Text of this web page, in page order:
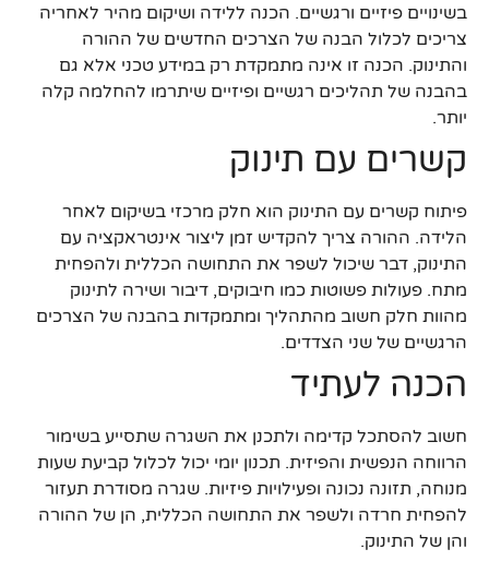
בשינויים פיזיים ורגשיים. הכנה ללידה ושיקום מהיר לאחריה
צריכים לכלול הבנה של הצרכים החדשים של ההורה
והתינוק. הכנה זו אינה מתמקדת רק במידע טכני אלא גם
בהבנה של תהליכים רגשיים ופיזיים שיתרמו להחלמה קלה
יותר.
קשרים עם תינוק
פיתוח קשרים עם התינוק הוא חלק מרכזי בשיקום לאחר
הלידה. ההורה צריך להקדיש זמן ליצור אינטראקציה עם
התינוק, דבר שיכול לשפר את התחושה הכללית ולהפחית
מתח. פעולות פשוטות כמו חיבוקים, דיבור ושירה לתינוק
מהוות חלק חשוב מהתהליך ומתמקדות בהבנה של הצרכים
הרגשיים של שני הצדדים.
הכנה לעתיד
חשוב להסתכל קדימה ולתכנן את השגרה שתסייע בשימור
הרווחה הנפשית והפיזית. תכנון יומי יכול לכלול קביעת שעות
מנוחה, תזונה נכונה ופעילויות פיזיות. שגרה מסודרת תעזור
להפחית חרדה ולשפר את התחושה הכללית, הן של ההורה
והן של התינוק.